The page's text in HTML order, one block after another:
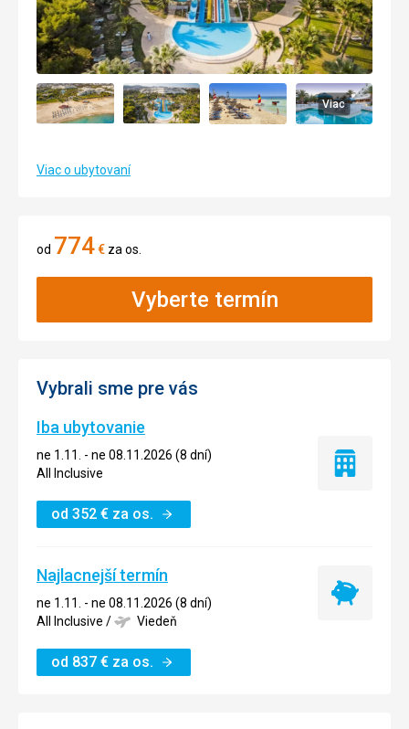
Viac
Viac o ubytovaní
od 774€ za os.
Vyberte termín
Vybrali sme pre vás
Iba ubytovanie
ne 1.11. - ne 08.11.2026 (8 dní)
All Inclusive
od 352 € za os.
Iba
Najlacnejší termín
ne 1.11. - ne 08.11.2026 (8 dní)
All Inclusive / Viedeň
od 837 € za os.
Najlacnejší